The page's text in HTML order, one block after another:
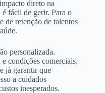
direto na
fácil de gerir. Para o
de retenção de talentos
personalizada.
condições comerciais.
já garantir que
a cuidados
inesperados.